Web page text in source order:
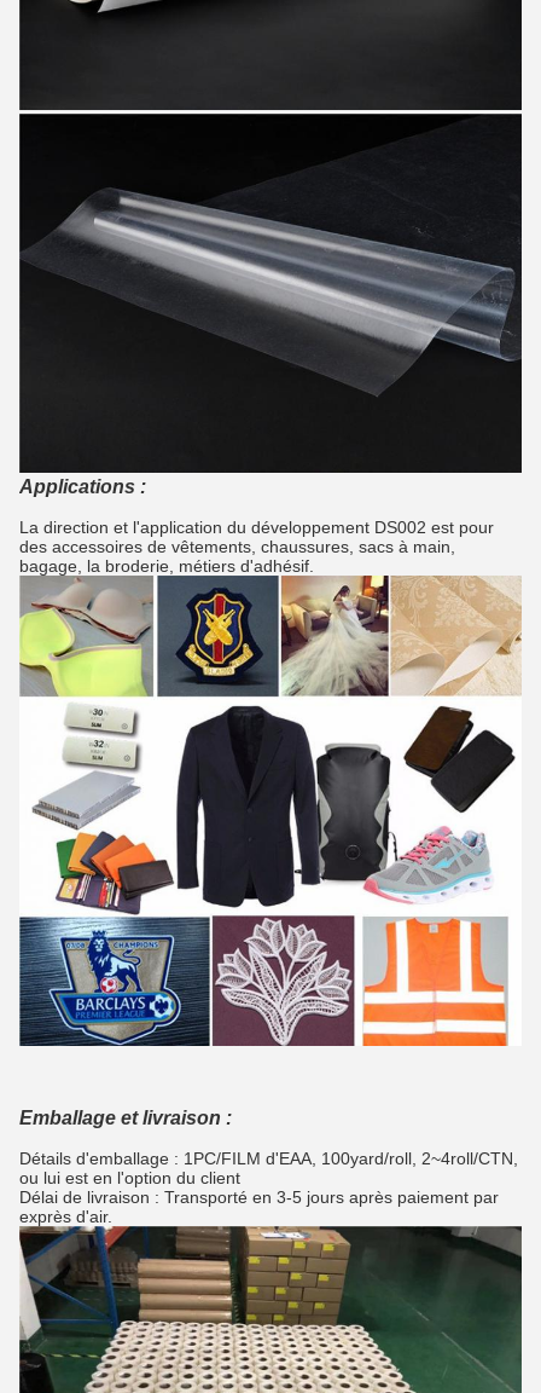
Applications :
La direction et l'application du développement DS002 est pour
des accessoires de vêtements, chaussures, sacs à main,
bagage, la broderie, métiers d'adhésif.
Emballage et livraison :
Détails d'emballage : 1PC/FILM d'EAA, 100yard/roll, 2~4roll/CTN,
ou lui est en l'option du client
Délai de livraison : Transporté en 3-5 jours après paiement par
exprès d'air.